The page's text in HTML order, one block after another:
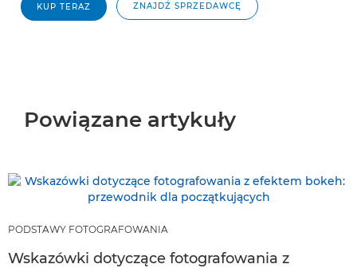
KUP TERAZ ZNAJDŹ SPRZEDAWCĘ
Powiązane artykuły
PODSTAWY FOTOGRAFOWANIA
Wskazówki dotyczące fotografowania z